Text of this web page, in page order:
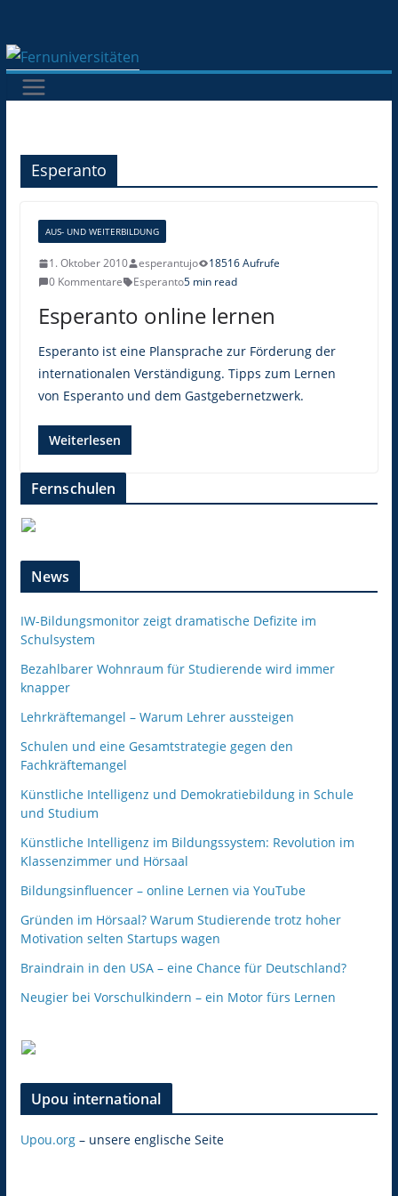
Inhalt
springen
Esperanto
AUS- UND WEITERBILDUNG
1. Oktober 2010 esperantujo
18516 Aufrufe
0 Kommentare
Esperanto5 min read
Esperanto online lernen
Esperanto ist eine Plansprache zur Förderung der
internationalen Verständigung. Tipps zum Lernen
von Esperanto und dem Gastgebernetzwerk.
Weiterlesen
Fernschulen
News
IW-Bildungsmonitor zeigt dramatische Defizite im
Schulsystem
Bezahlbarer Wohnraum für Studierende wird immer
knapper
Lehrkräftemangel – Warum Lehrer aussteigen
Schulen und eine Gesamtstrategie gegen den
Fachkräftemangel
Künstliche Intelligenz und Demokratiebildung in Schule
und Studium
Künstliche Intelligenz im Bildungssystem: Revolution im
Klassenzimmer und Hörsaal
Bildungsinfluencer – online Lernen via YouTube
Gründen im Hörsaal? Warum Studierende trotz hoher
Motivation selten Startups wagen
Braindrain in den USA – eine Chance für Deutschland?
Neugier bei Vorschulkindern – ein Motor fürs Lernen
Upou international
Upou.org– unsere englische Seite